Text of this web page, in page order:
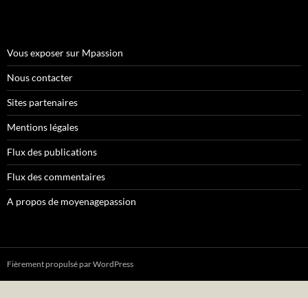
Vous exposer sur Mpassion
Nous contacter
Sites partenaires
Mentions légales
Flux des publications
Flux des commentaires
A propos de moyenagepassion
Fièrement propulsé par WordPress